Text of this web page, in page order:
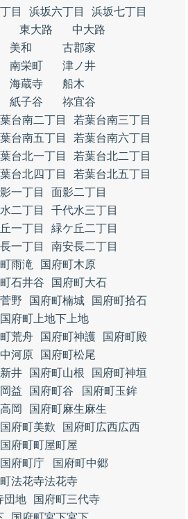
目 浜坂六丁目
浜坂七丁目
東大路
中大路
美和
古郡家
南栄町
津ノ井
海蔵寺
船木
紙子谷
祢宜谷
台南二丁目
若葉台南三丁目
台南五丁目
若葉台南六丁目
台北一丁目
若葉台北二丁目
台北四丁目
若葉台北五丁目
一丁目
面影二丁目
二丁目
千代水三丁目
一丁目
緑ケ丘二丁目
一丁目
南安長二丁目
雨滝
国府町木原
石井谷
国府町大石
野 国府町楠城
国府町拾石
国府町上地下上地
荒舟 国府町神護
国府町殿
河原
国府町松尾
井 国府町山根
国府町神垣
益 国府町谷
国府町玉鉾
岡
国府町麻生麻生
国府町美歎
国府町広西広西
国府町町屋町屋
国府町庁
国府町中郷
法花寺法花寺
団地
国府町三代寺